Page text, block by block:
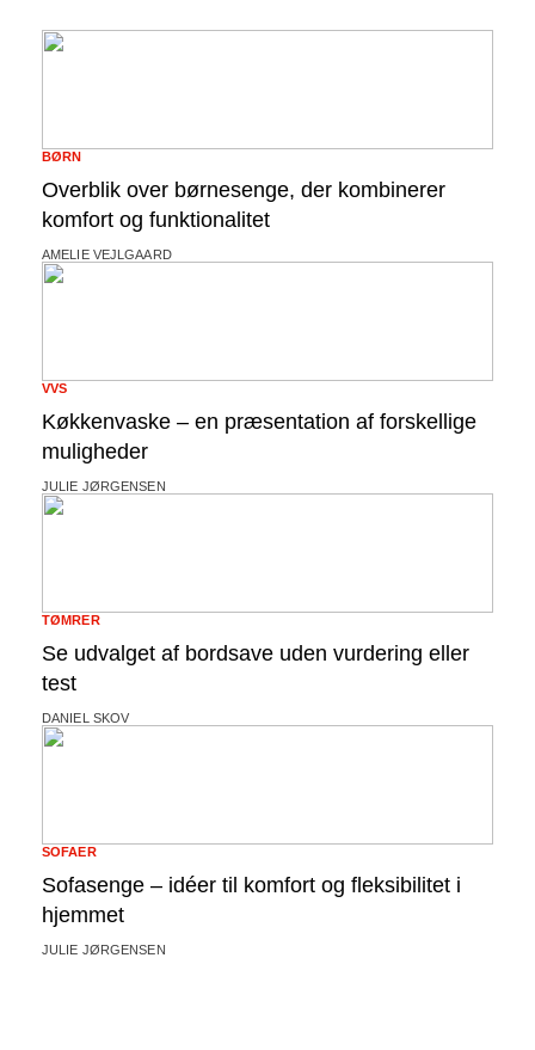
Overblik over børnesenge, der kombinerer
komfort og funktionalitet
BØRN
AMELIE VEJLGAARD
Køkkenvaske – en præsentation af forskellige
muligheder
VVS
JULIE JØRGENSEN
Se udvalget af bordsave uden vurdering eller
test
TØMRER
DANIEL SKOV
Sofasenge – idéer til komfort og fleksibilitet i
hjemmet
SOFAER
JULIE JØRGENSEN